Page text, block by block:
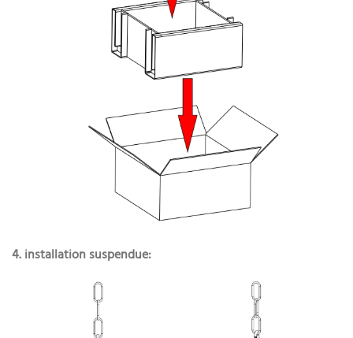
4. installation suspendue: